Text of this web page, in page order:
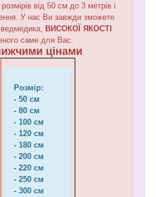
від 50 см до 3 метрів і
У нас Ви завжди зможете
ВИСОКОЇ ЯКОСТІ
саме для Вас.
цінами
Розмір:
- 50 см
- 80 см
- 100 см
- 120 см
- 180 см
- 200 см
- 220 см
- 250 см
- 300 см